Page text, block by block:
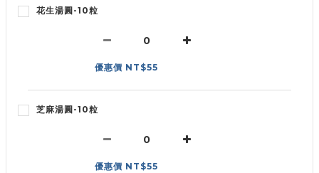
花生湯圓-10粒
優惠價 NT$55
芝麻湯圓-10粒
優惠價 NT$55